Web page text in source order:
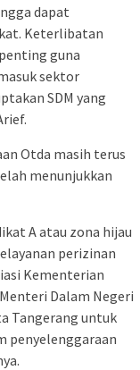
dapat
Keterlibatan
guna
sektor
SDM yang
Otda masih terus
menunjukkan
A atau zona hijau
perizinan
Kementerian
Dalam Negeri
Tangerang untuk
penyelenggaraan